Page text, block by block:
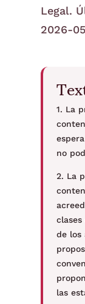
Legal.
2026-
1. La
no
2. La
clases
de los
las